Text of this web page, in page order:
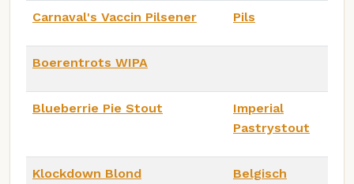
Carnaval's Vaccin Pilsener Pils
Boerentrots WIPA
Blueberrie Pie Stout
Imperial
Pastrystout
Klockdown Blond
Belgisch